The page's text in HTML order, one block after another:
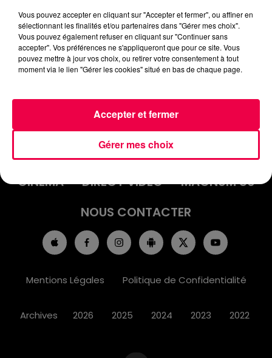
INFOS
EMISSIONS
JEUX
PODCASTS
CINÉMA
DIRECT VIDÉO
MAGNUM 80
NOUS CONTACTER
Mentions Légales Politique de Confidentialité
Archives 2026 2025 2024 2023 2022
Vous pouvez accepter en cliquant sur "Accepter et fermer", ou affiner en
sélectionnant les finalités et/ou partenaires dans "Gérer mes choix".
Vous pouvez également refuser en cliquant sur "Continuer sans
accepter". Vos préférences ne s'appliqueront que pour ce site. Vous
pouvez mettre à jour vos choix, ou retirer votre consentement à tout
moment via le lien "Gérer les cookies" situé en bas de chaque page.
Gérer mes choix
Accepter et fermer